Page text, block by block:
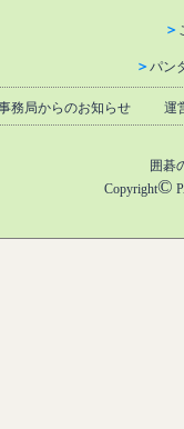
＞
＞ パン
務局からのお知らせ 運
囲碁
Copyright©